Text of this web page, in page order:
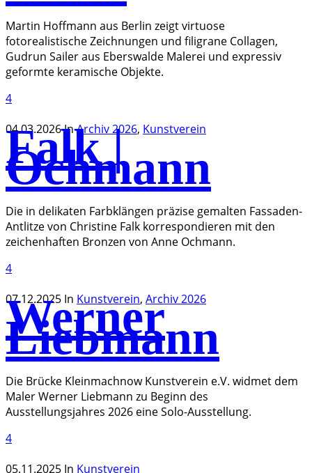
Martin Hoffmann aus Berlin zeigt virtuose
fotorealistische Zeichnungen und filigrane Collagen,
Gudrun Sailer aus Eberswalde Malerei und expressiv
geformte keramische Objekte.
4
04.03.2026In Archiv 2026, Kunstverein
Falk |
Ochmann
Die in delikaten Farbklängen präzise gemalten Fassaden-
Antlitze von Christine Falk korrespondieren mit den
zeichenhaften Bronzen von Anne Ochmann.
4
07.12.2025 In Kunstverein, Archiv 2026
Werner
Liebmann
Die Brücke Kleinmachnow Kunstverein e.V. widmet dem
Maler Werner Liebmann zu Beginn des
Ausstellungsjahres 2026 eine Solo-Ausstellung.
4
05.11.2025 In Kunstverein